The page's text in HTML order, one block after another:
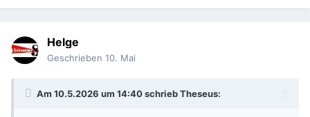
Helge
Geschrieben 10. Mai
Am 10.5.2026 um 14:40 schriebTheseus: